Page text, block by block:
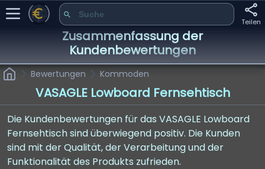
Teilen
Zusammenfassung der
Kundenbewertungen
Bewertungen Kommoden
VASAGLE Lowboard Fernsehtisch
Die Kundenbewertungen für das VASAGLE Lowboard
Fernsehtisch sind überwiegend positiv. Die Kunden
sind mit der Qualität, der Verarbeitung und der
Funktionalität des Produkts zufrieden.